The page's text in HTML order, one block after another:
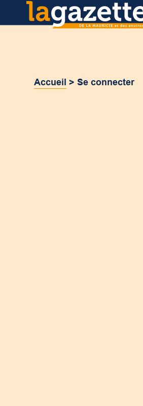
Accueil >Se connecter